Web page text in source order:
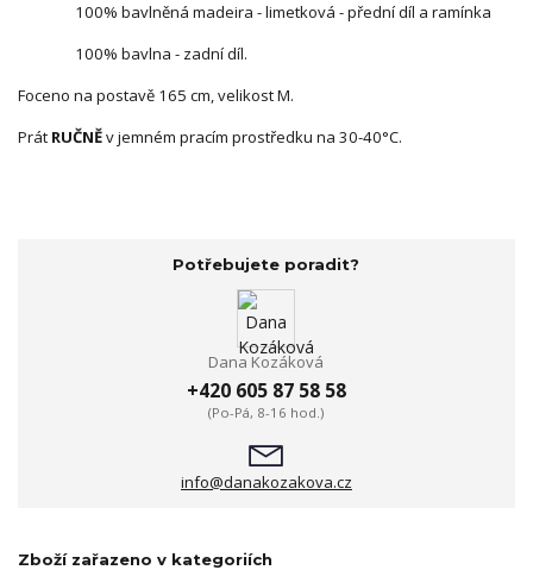
100% bavlněná madeira - limetková - přední díl a ramínka
100% bavlna - zadní díl.
Foceno na postavě 165 cm, velikost M.
Prát RUČNĚv jemném pracím prostředku na 30-40°C.
Potřebujete poradit?
Dana Kozáková
+420 605 87 58 58
(Po-Pá, 8-16 hod.)
info@danakozakova.cz
Zboží zařazeno v kategoriích